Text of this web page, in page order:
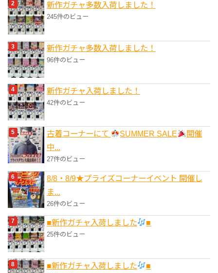
新作ガチャ多数入荷しました！
245件のビュー
新作ガチャ多数入荷しました！
96件のビュー
新作ガチャ入荷しました！
42件のビュー
古着コーナーにて SUMMER SALE
開催
中...
27件のビュー
8/8・8/9★プライズコーナーイベント 開催し
ま...
26件のビュー
■新作ガチャ入荷しました ■
25件のビュー
■新作ガチャ入荷しました ■